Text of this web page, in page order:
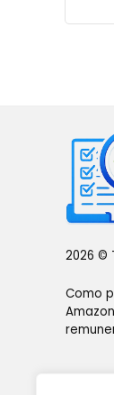
2026 ©
Como